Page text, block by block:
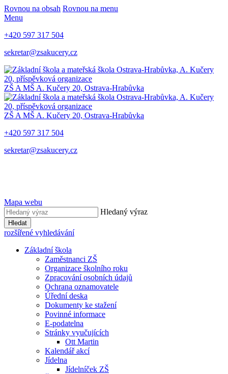
Rovnou na obsah Rovnou na menu
Menu
+420 597 317 504
sekretar@zsakucery.cz
ZŠ A MŠ A. Kučery 20, Ostrava-Hrabůvka
ZŠ A MŠ A. Kučery 20, Ostrava-Hrabůvka
+420 597 317 504
sekretar@zsakucery.cz
Mapa webu
Hledaný výraz
Hledat
rozšířené vyhledávání
Základní škola
Zaměstnanci ZŠ
Organizace školního roku
Zpracování osobních údajů
Ochrana oznamovatele
Úřední deska
Dokumenty ke stažení
Povinné informace
E-podatelna
Stránky vyučujících
Ott Martin
Kalendář akcí
Jídelna
Jídelníček ZŠ